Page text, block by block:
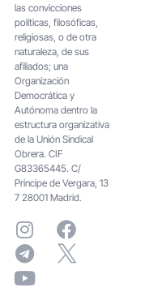
las convicciones
políticas, filosóficas,
religiosas, o de otra
naturaleza, de sus
afiliados; una
Organización
Democrática y
Autónoma dentro la
estructura organizativa
de la Unión Sindical
Obrera. CIF
G83365445. C/
Principe de Vergara, 13
7 28001 Madrid.